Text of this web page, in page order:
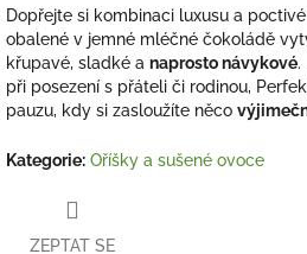
Dopřejte si kombinaci luxusu a
obalené v jemné mléčné čokoládě
křupavé, sladké a naprosto návykové.
při posezení s přáteli či rodinou,
pauzu, kdy si zasloužíte něco
Kategorie: Oříšky a sušené ovoce
ZEPTAT SE